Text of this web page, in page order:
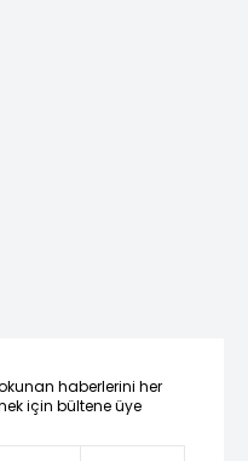
haberlerini her
için bültene üye